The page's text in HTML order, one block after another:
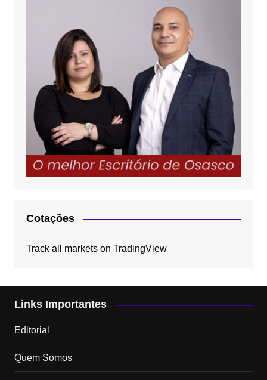
Cotações
Track all markets on TradingView
Links Importantes
Editorial
Quem Somos